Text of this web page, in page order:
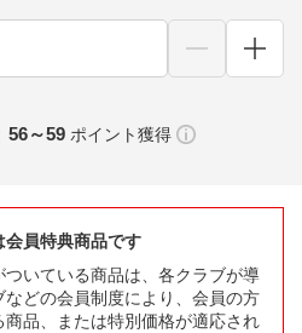
56～59 ポイント獲得
会員特典商品です
ついている商品は、各クラブが導
などの会員制度により、会員の方
品、または特別価格が適応され